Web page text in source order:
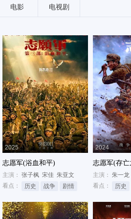
电影 电视剧
2025
志愿军(浴血和平)
主演： 张子枫 宋佳 朱亚文
看点：
历史 战争 剧情
2024
志愿军(存亡
主演： 朱一龙
看点：
历史